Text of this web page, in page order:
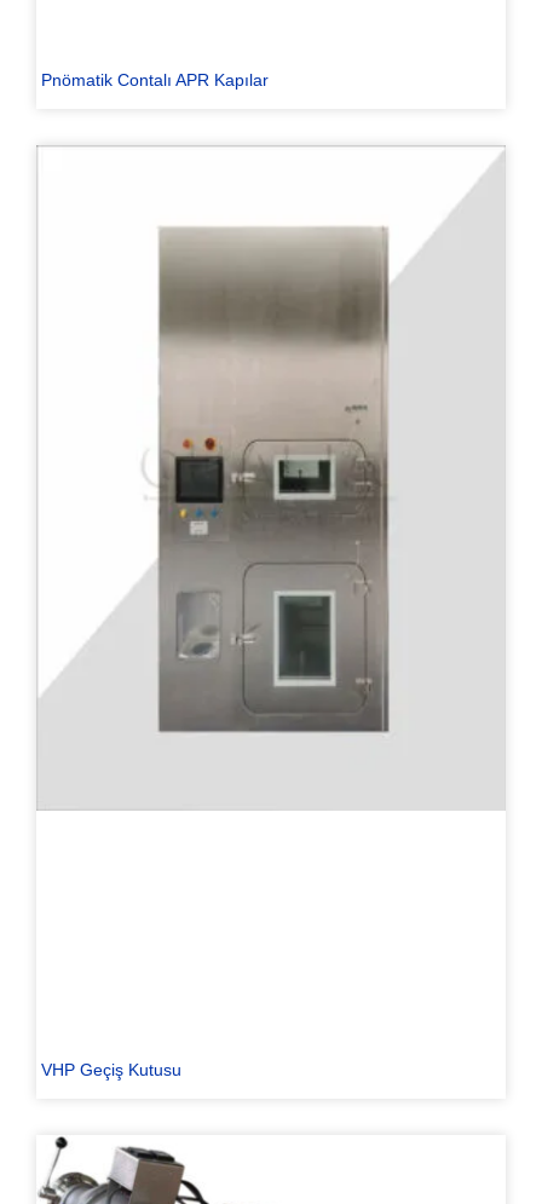
Pnömatik Contalı APR Kapılar
VHP Geçiş Kutusu